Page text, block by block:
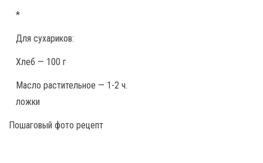
*
Для сухариков:
Хлеб — 100 г
Масло растительное — 1-2 ч.
ложки
Пошаговый фото рецепт